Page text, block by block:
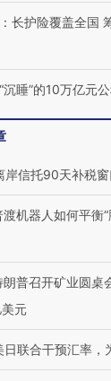
7万
育部长拱下
链博
”接产
【特别呈现
： 长护险覆盖全国
“沉睡”的10万亿元
岸信托90天补税
渡机器人如何平衡
朗普召开矿业圆桌
元
日联合干预汇率，